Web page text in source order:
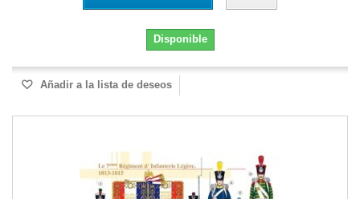
Disponible
Añadir a la lista de deseos